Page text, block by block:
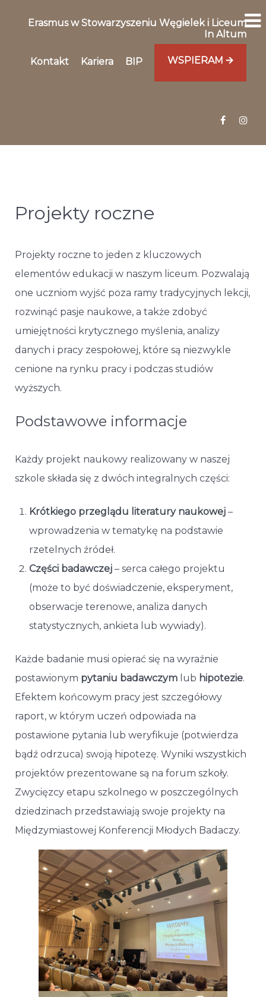
Erasmus w Stowarzyszeniu Węgielek i Liceum
In Altum
Kontakt Kariera BIP WSPIERAM 🡪
Projekty roczne
Projekty roczne to jeden z kluczowych
elementów edukacji w naszym liceum. Pozwalają
one uczniom wyjść poza ramy tradycyjnych lekcji,
rozwinąć pasje naukowe, a także zdobyć
umiejętności krytycznego myślenia, analizy
danych i pracy zespołowej, które są niezwykle
cenione na rynku pracy i podczas studiów
wyższych.
Podstawowe informacje
Każdy projekt naukowy realizowany w naszej
szkole składa się z dwóch integralnych części:
Krótkiego przeglądu literatury naukowej –
wprowadzenia w tematykę na podstawie
rzetelnych źródeł.
Części badawczej – serca całego projektu
(może to być doświadczenie, eksperyment,
obserwacje terenowe, analiza danych
statystycznych, ankieta lub wywiady).
Każde badanie musi opierać się na wyraźnie
postawionym pytaniu badawczym lub hipotezie.
Efektem końcowym pracy jest szczegółowy
raport, w którym uczeń odpowiada na
postawione pytania lub weryfikuje (potwierdza
bądź odrzuca) swoją hipotezę. Wyniki wszystkich
projektów prezentowane są na forum szkoły.
Zwycięzcy etapu szkolnego w poszczególnych
dziedzinach przedstawiają swoje projekty na
Międzymiastowej Konferencji Młodych Badaczy.